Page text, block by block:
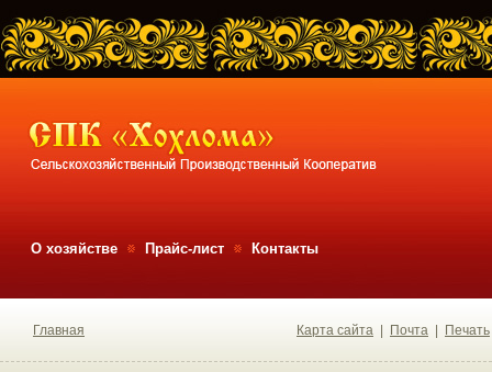
О хозяйстве Прайс-лист Контакты
Главная Карта сайта Почта Печать